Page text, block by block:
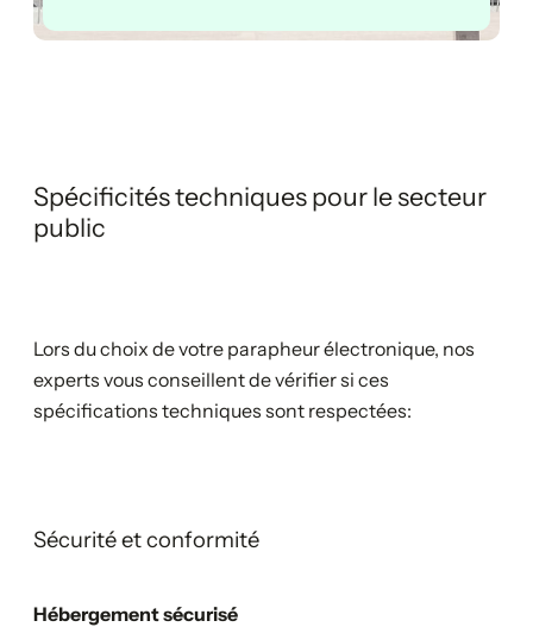
Spécificités techniques pour le secteur
public
Lors du choix de votre parapheur électronique, nos
experts vous conseillent de vérifier si ces
spécifications techniques sont respectées:
Sécurité et conformité
Hébergement sécurisé